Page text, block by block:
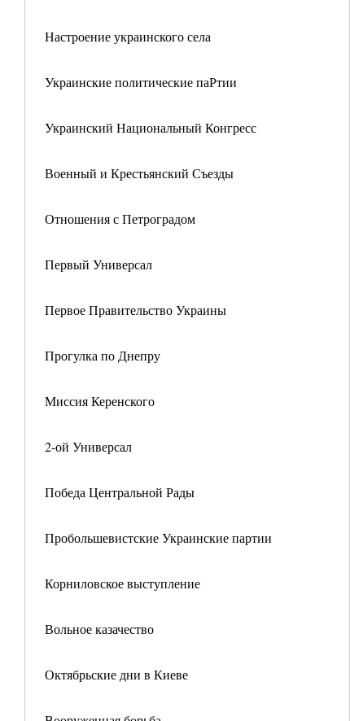
Настроение украинского села
Украинские политические паРтии
Украинский Национальный Конгресс
Военный и Крестьянский Съезды
Отношения с Петроградом
Первый Универсал
Первое Правительство Украины
Прогулка по Днепру
Миссия Керенского
2-ой Универсал
Победа Центральной Рады
Пробольшевистские Украинские партии
Корниловское выступление
Вольное казачество
Октябрьские дни в Киеве